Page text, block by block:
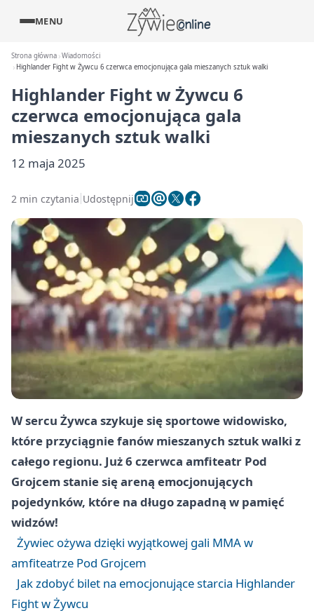
MENU
Strona główna Wiadomości
Highlander Fight w Żywcu 6 czerwca emocjonująca gala mieszanych sztuk walki
Highlander Fight w Żywcu 6
czerwca emocjonująca gala
mieszanych sztuk walki
12 maja 2025
2 min czytania Udostępnij
W sercu Żywca szykuje się sportowe widowisko,
które przyciągnie fanów mieszanych sztuk walki z
całego regionu. Już 6 czerwca amfiteatr Pod
Grojcem stanie się areną emocjonujących
pojedynków, które na długo zapadną w pamięć
widzów!
Żywiec ożywa dzięki wyjątkowej gali MMA w
amfiteatrze Pod Grojcem
Jak zdobyć bilet na emocjonujące starcia Highlander
Fight w Żywcu